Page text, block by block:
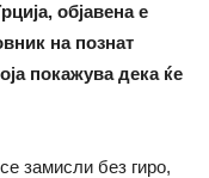
објавена е
на познат
покажува дека ќе
замисли без гиро,